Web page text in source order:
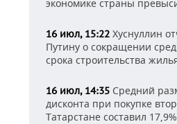
экономике страны
16 июл, 15:22 Хуснуллин
Путину о сокращении
срока строительства
16 июл, 14:35 Средний
дисконта при покупке
Татарстане составил 17,9%